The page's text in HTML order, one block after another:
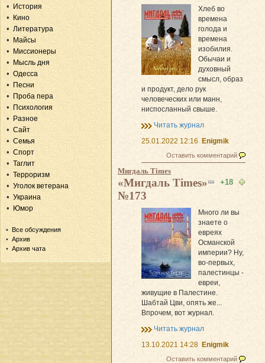
История
Кино
Литература
Майсы
Миссионеры
Мысль дня
Одесса
Песни
Проба пера
Психология
Разное
Сайт
Семья
Спорт
Таглит
Терроризм
Уголок ветерана
Украина
Юмор
Все обсуждения
Архив
Архив чата
Хлеб во
времена
голода и
времена
изобилия.
Обычаи и
духовный
смысл, образ
и продукт, дело рук
человеческих или манн,
ниспосланный свыше.
Читать журнал
25.01.2022 12:16
Enigmik
Оставить комментарий
Мигдаль Times
+18
«Мигдаль Times»
№173
Много ли вы
знаете о
евреях
Османской
империи? Ну,
во-первых,
палестинцы -
евреи,
живущие в Палестине.
Шабтай Цви, опять же...
Впрочем, вот журнал.
Читать журнал
13.10.2021 14:28 Enigmik
Оставить комментарий